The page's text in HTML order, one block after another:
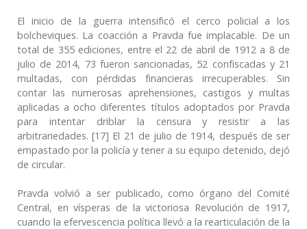
El inicio de la guerra intensificó el cerco policial a los
bolcheviques. La coacción a Pravda fue implacable. De un
total de 355 ediciones, entre el 22 de abril de 1912 a 8 de
julio de 2014, 73 fueron sancionadas, 52 confiscadas y 21
multadas, con pérdidas financieras irrecuperables. Sin
contar las numerosas aprehensiones, castigos y multas
aplicadas a ocho diferentes títulos adoptados por Pravda
para intentar driblar la censura y resistir a las
arbitrariedades. [17] El 21 de julio de 1914, después de ser
empastado por la policía y tener a su equipo detenido, dejó
de circular.
Pravda volvió a ser publicado, como órgano del Comité
Central, en vísperas de la victoriosa Revolución de 1917,
cuando la efervescencia política llevó a la rearticulación de la